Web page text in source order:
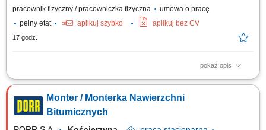
pracownik fizyczny / pracowniczka fizyczna
umowa o pracę
pełny etat
aplikuj szybko aplikuj bez CV
17 godz.
pokaż opis
Opis stanowiska: Firma elektroenergetyczna zatrudni pracownika
liniach energetycznych na terenie Warszawy i przylegających powiatów –
bez delegacji.
Monter / Monterka Nawierzchni
Bitumicznych